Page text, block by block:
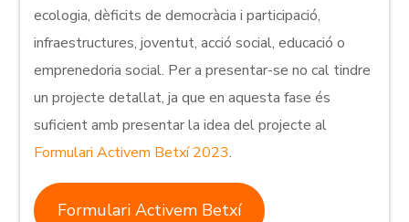
ecologia, dèficits de democràcia i participació,
infraestructures, joventut, acció social, educació o
emprenedoria social. Per a presentar-se no cal tindre
un projecte detallat, ja que en aquesta fase és
suficient amb presentar la idea del projecte al
Formulari Activem Betxí 2023.
Formulari Activem Betxí